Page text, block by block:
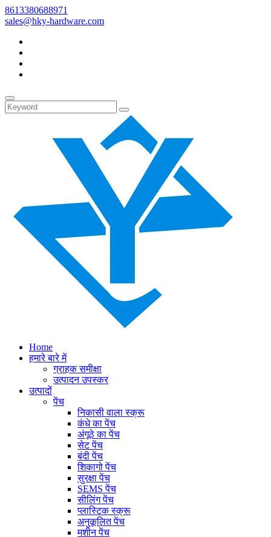
8613380688971
sales@hky-hardware.com
Home
हमारे बारे में
ग्राहक समीक्षा
उत्पादन उपस्कर
उत्पादों
पेंच
निकासी वाला स्क्रू
कंधे का पेंच
अंगूठे का पेंच
सेट पेंच
बंदी पेंच
शिकागो पेंच
सुरक्षा पेंच
SEMS पेंच
सीलिंग पेंच
प्लास्टिक स्क्रू
अनुकूलित पेंच
मशीन पेंच